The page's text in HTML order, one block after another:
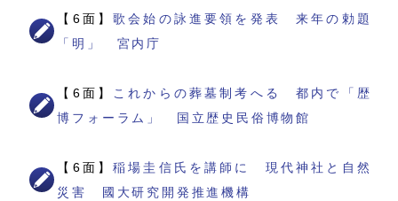
【6面】歌会始の詠進要領を発表 来年の勅題
「明」 宮内庁
【6面】
これからの葬墓制考へる 都内で「歴
博フォーラム」 国立歴史民俗博物館
【6面】稲場圭信氏を講師に 現代神社と自然
災害 國大研究開発推進機構